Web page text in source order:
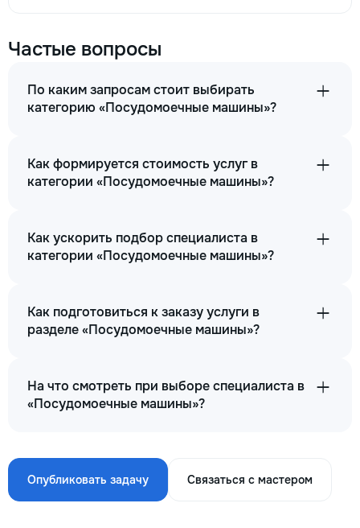
Частые вопросы
По каким запросам стоит выбирать
категорию «Посудомоечные машины»?
Как формируется стоимость услуг в
категории «Посудомоечные машины»?
Как ускорить подбор специалиста в
категории «Посудомоечные машины»?
Как подготовиться к заказу услуги в
разделе «Посудомоечные машины»?
На что смотреть при выборе специалиста в
«Посудомоечные машины»?
Опубликовать задачу Связаться с мастером